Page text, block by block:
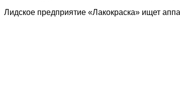
Лидское предприятие «Лакокраска» ищет